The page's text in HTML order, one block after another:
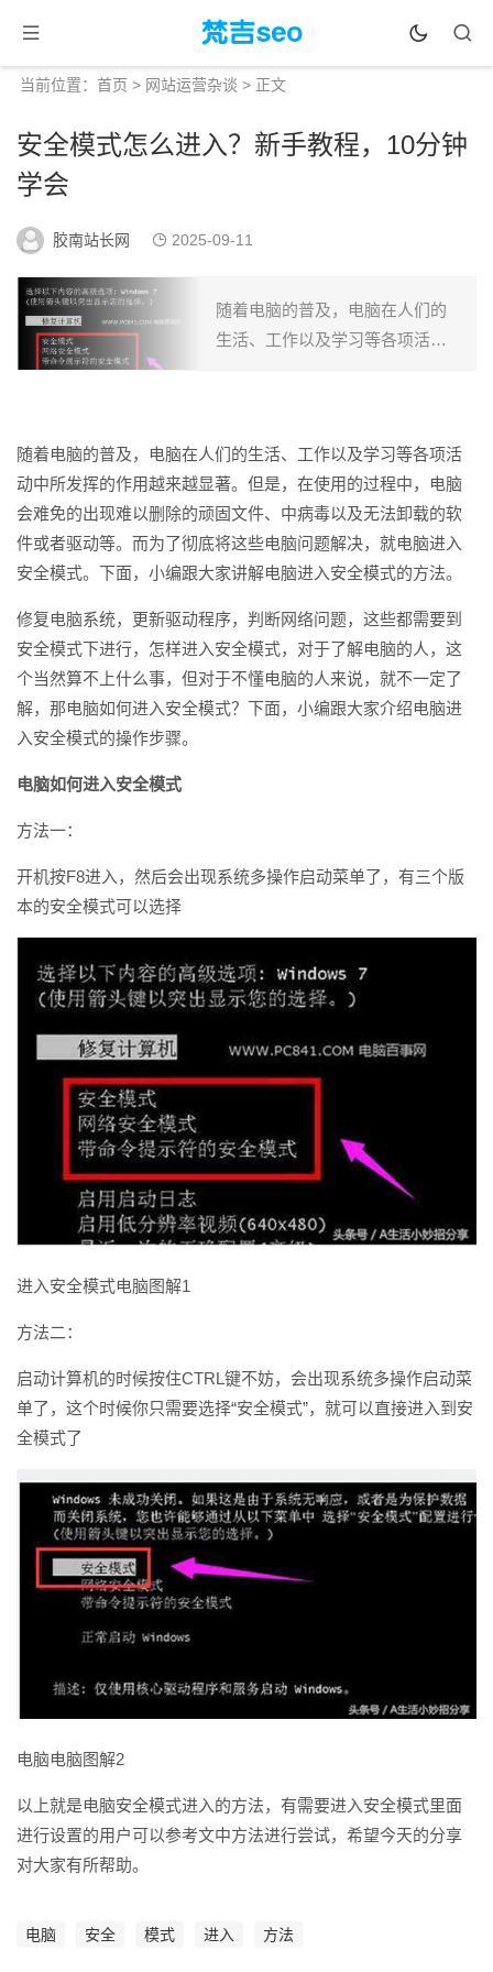
当前位置： 首页 > 网站运营杂谈 > 正文
安全模式怎么进入？新手教程，10分钟
学会
胶南站长网 2025-09-11
随着电脑的普及，电脑在人们的
生活、工作以及学习等各项活动
中病毒以及无法卸载的软...
随着电脑的普及，电脑在人们的生活、工作以及学习等各项活
动中所发挥的作用越来越显著。但是，在使用的过程中，电脑
会难免的出现难以删除的顽固文件、中病毒以及无法卸载的软
件或者驱动等。而为了彻底将这些电脑问题解决，就电脑进入
安全模式。下面，小编跟大家讲解电脑进入安全模式的方法。
修复电脑系统，更新驱动程序，判断网络问题，这些都需要到
安全模式下进行，怎样进入安全模式，对于了解电脑的人，这
个当然算不上什么事，但对于不懂电脑的人来说，就不一定了
解，那电脑如何进入安全模式？下面，小编跟大家介绍电脑进
入安全模式的操作步骤。
电脑如何进入安全模式
方法一：
开机按F8进入，然后会出现系统多操作启动菜单了，有三个版
本的安全模式可以选择
进入安全模式电脑图解1
方法二：
启动计算机的时候按住CTRL键不妨，会出现系统多操作启动菜
单了，这个时候你只需要选择“安全模式”，就可以直接进入到安
全模式了
电脑电脑图解2
以上就是电脑安全模式进入的方法，有需要进入安全模式里面
进行设置的用户可以参考文中方法进行尝试，希望今天的分享
对大家有所帮助。
电脑 安全 模式 进入 方法